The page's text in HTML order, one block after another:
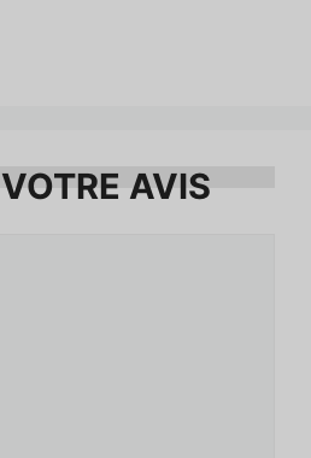
AVIS